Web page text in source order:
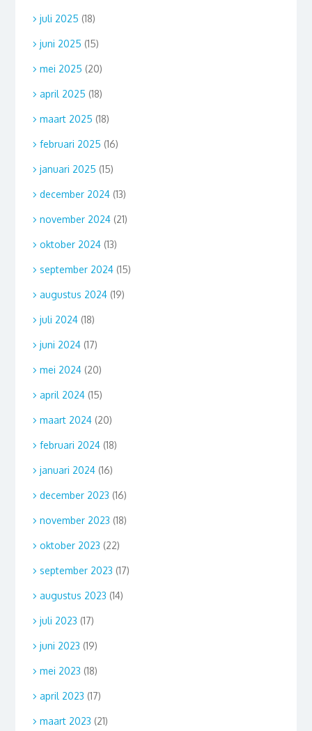
juli 2025 (18)
juni 2025 (15)
mei 2025 (20)
april 2025 (18)
maart 2025 (18)
februari 2025 (16)
januari 2025 (15)
december 2024(13)
november 2024(21)
oktober 2024(13)
september 2024(15)
augustus 2024(19)
juli 2024(18)
juni 2024(17)
mei 2024(20)
april 2024(15)
maart 2024(20)
februari 2024(18)
januari 2024(16)
december 2023 (16)
november 2023 (18)
oktober 2023 (22)
september 2023 (17)
augustus 2023 (14)
juli 2023 (17)
juni 2023 (19)
mei 2023 (18)
april 2023 (17)
maart 2023 (21)